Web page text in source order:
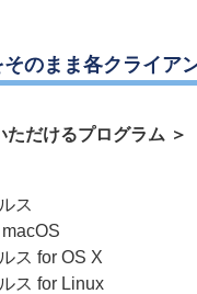
そのまま各クライア
ただけるプログラム ＞
ス
ス for OS X
ス for Linux